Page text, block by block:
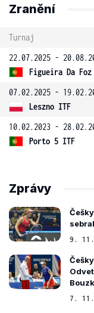
Zranění
Turnaj
22.07.2025 -
Figueira Da
07.02.2025 -
Leszno ITF
10.02.2023 -
Porto 5 ITF
Zprávy
9. 11.
7.